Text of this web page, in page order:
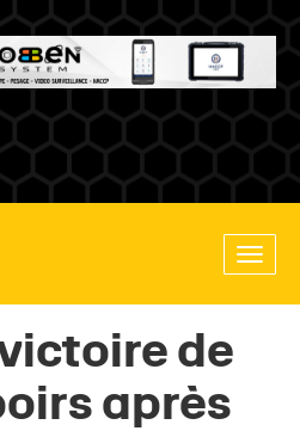
Toggle
de
après